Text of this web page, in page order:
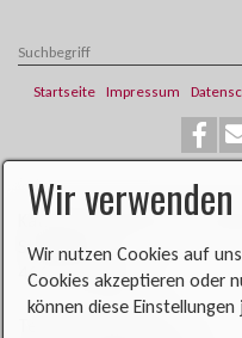
Startseite Impressum
​​​​Katholische Pfarrei St.
Steinweg 6
46419 Isselburg
Wir
Wir nutzen Cookies auf
Cookies akzeptieren oder
können diese